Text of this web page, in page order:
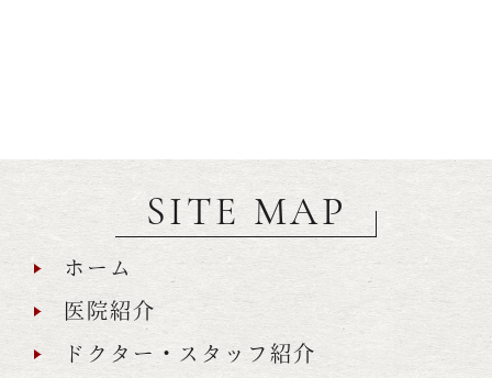
SITE MAP
ホーム
医院紹介
ドクター・スタッフ紹介